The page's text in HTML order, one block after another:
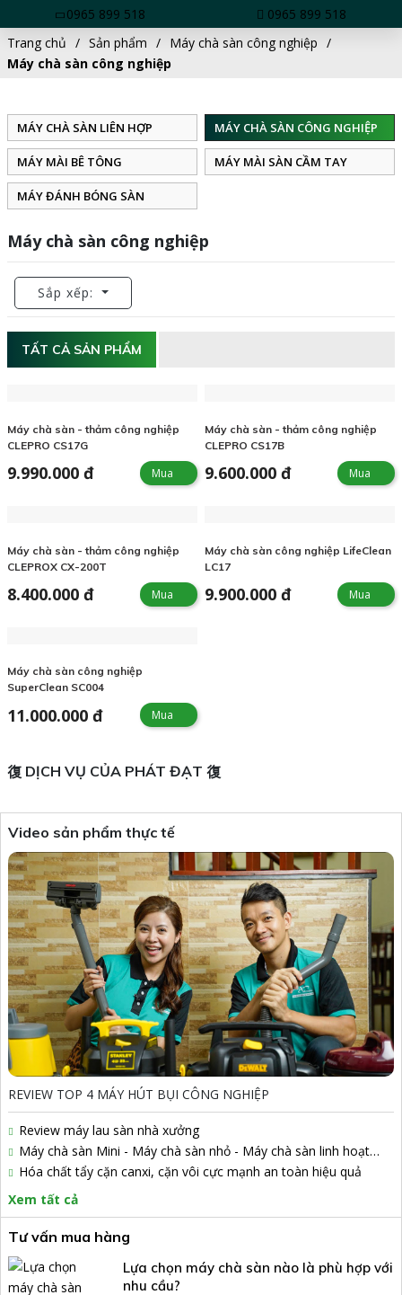
0965 899 518
0965 899 518
Trang chủ
Sản phẩm
Máy chà sàn công nghiệp
Máy chà sàn công nghiệp
MÁY CHÀ SÀN LIÊN HỢP MÁY CHÀ SÀN CÔNG NGHIỆP
MÁY MÀI BÊ TÔNG MÁY MÀI SÀN CẦM TAY
MÁY ĐÁNH BÓNG SÀN
Máy chà sàn công nghiệp
Sắp xếp:
TẤT CẢ SẢN PHẨM
Máy chà sàn - thảm công nghiệp
CLEPRO CS17G
9.990.000 đ Mua
Máy chà sàn - thảm công nghiệp
CLEPRO CS17B
9.600.000 đ Mua
Máy chà sàn - thảm công nghiệp
CLEPROX CX-200T
8.400.000 đ Mua
Máy chà sàn công nghiệp LifeClean
LC17
9.900.000 đ Mua
Máy chà sàn công nghiệp
SuperClean SC004
11.000.000 đ Mua
DỊCH VỤ CỦA PHÁT ĐẠT
Video sản phẩm thực tế
REVIEW TOP 4 MÁY HÚT BỤI CÔNG NGHIỆP
Review máy lau sàn nhà xưởng
Máy chà sàn Mini - Máy chà sàn nhỏ - Máy chà sàn linh hoạt
Artison
Hóa chất tẩy cặn canxi, cặn vôi cực mạnh an toàn hiệu quả
Xem tất cả
Tư vấn mua hàng
Lựa chọn máy chà sàn nào là phù hợp với
nhu cầu?